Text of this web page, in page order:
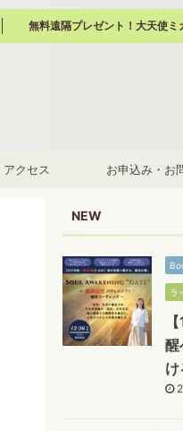
無料遠隔プレゼント！大天使
アクセス お申込み・お
NEW
ラ
醒
け